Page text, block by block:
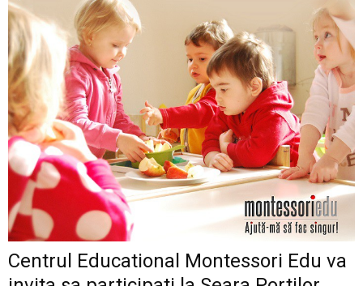
Centrul Educational Montessori Edu va